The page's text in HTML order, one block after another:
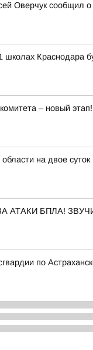
Оверчук сообщил
школах Краснодара
– новый этап!
на двое
АТАКИ БПЛА!
по